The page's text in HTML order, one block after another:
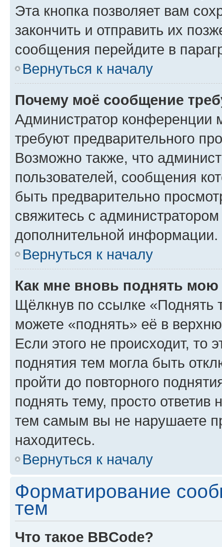
Эта кнопка позволяет вам
закончить и отправить их
сообщения перейдите в
Вернуться к началу
Почему моё сообщение
Администратор конференции
требуют предварительного
Возможно также, что
пользователей, сообщения
быть предварительно
свяжитесь с
дополнительной информации.
Вернуться к началу
Как мне вновь поднять мою
Щёлкнув по ссылке «Поднять
можете «поднять» её в
Если этого не происходит, то
поднятия тем могла быть
пройти до повторного
поднять тему, просто ответив
тем самым вы не нарушаете
находитесь.
Вернуться к началу
Форматирование
тем
Что такое BBCode?